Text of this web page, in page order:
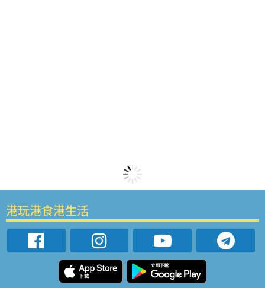
港玩港食港生活